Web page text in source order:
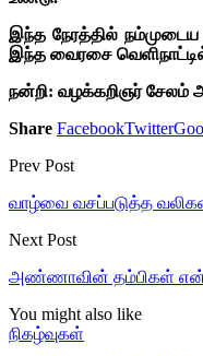
இந்த நேரத்தில்
இந்த வைரசை வெளிநாட்டில்
நன்றி: வழக்கறிஞர் சேலம்
Share FacebookTwitter
Prev Post
வாழ்வை வசப்படுத்த
Next Post
அண்ணாவின் தம்பிகள்
You might also like
நிகழ்வுகள்